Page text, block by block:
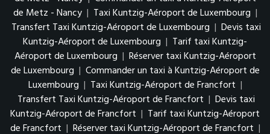
de Metz - Nancy | Taxi Kuntzig-Aéroport de Luxembourg |
Transfert Taxi Kuntzig-Aéroport de Luxembourg | Devis taxi
Kuntzig-Aéroport de Luxembourg | Tarif taxi Kuntzig-
Aéroport de Luxembourg | Réserver taxi Kuntzig-Aéroport
de Luxembourg | Commander un taxi à Kuntzig-Aéroport de
Luxembourg | Taxi Kuntzig-Aéroport de Francfort |
Transfert Taxi Kuntzig-Aéroport de Francfort | Devis taxi
Kuntzig-Aéroport de Francfort | Tarif taxi Kuntzig-Aéroport
de Francfort | Réserver taxi Kuntzig-Aéroport de Francfort |